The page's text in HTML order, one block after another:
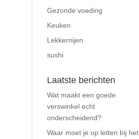
Gezonde voeding
Keuken
Lekkernijen
sushi
Laatste berichten
Wat maakt een goede
verswinkel echt
onderscheidend?
Waar moet je op letten bij het